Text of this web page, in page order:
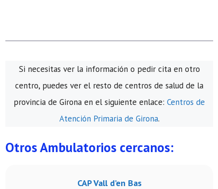
Si necesitas ver la información o pedir cita en otro
centro, puedes ver el resto de centros de salud de la
provincia de Girona en el siguiente enlace: Centros de
Atención Primaria de Girona.
Otros Ambulatorios cercanos:
CAP Vall d’en Bas